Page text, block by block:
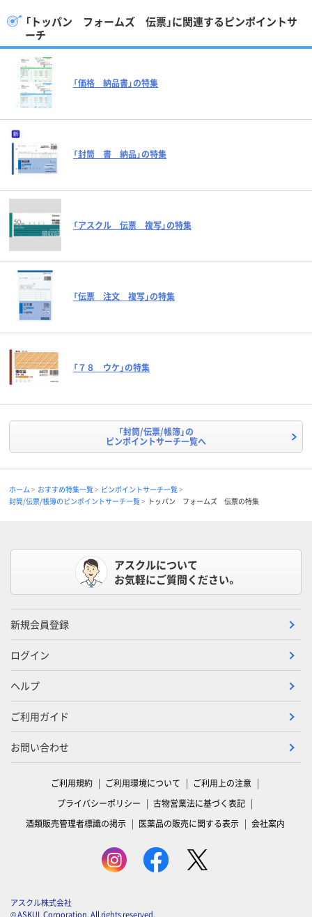
「トッパン フォームズ 伝票」に関連するピンポイントサ
ーチ
「価格 納品書」の特集
「封筒 書 納品」の特集
「アスクル 伝票 複写」の特集
「伝票 注文 複写」の特集
「７８ ウケ」の特集
「封筒/伝票/帳簿」の
ピンポイントサーチ一覧へ
ホーム おすすめ特集一覧
ピンポイントサーチ一覧
封筒/伝票/帳簿のピンポイントサーチ一覧
トッパン フォームズ 伝票の特集
アスクルについて
お気軽にご質問ください。
新規会員登録
ログイン
ヘルプ
ご利用ガイド
お問い合わせ
ご利用規約 ご利用環境について
ご利用上の注意
プライバシーポリシー
古物営業法に基づく表記
酒類販売管理者標識の掲示
医薬品の販売に関する表示 会社案内
アスクル株式会社
© ASKUL Corporation. All rights reserved.